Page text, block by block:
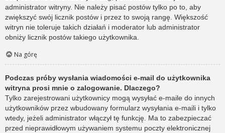
administrator witryny. Nie należy pisać postów tylko po to, aby
zwiększyć swój licznik postów i przez to swoją rangę. Większość
witryn nie toleruje takich działań i moderator lub administrator
obniży licznik postów takiego użytkownika.
Na górę
Podczas próby wysłania wiadomości e-mail do użytkownika
witryna prosi mnie o zalogowanie. Dlaczego?
Tylko zarejestrowani użytkownicy mogą wysyłać e-maile do innych
użytkowników przez wbudowany formularz wysyłania e-maili i tylko
wtedy, jeżeli administrator włączył tę funkcję. Ma to zabezpieczać
przed nieprawidłowym używaniem systemu poczty elektronicznej